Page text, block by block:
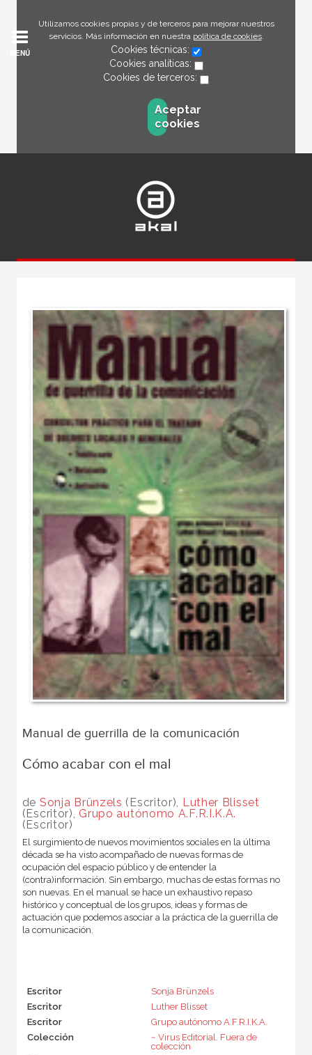
Utilizamos cookies propias y de terceros para mejorar nuestros
servicios. Más información en nuestra política de cookies.
Cookies técnicas:
Cookies analíticas:
Cookies de terceros:
Aceptar
cookies
MENÚ
Manual de guerrilla de la comunicación
Cómo acabar con el mal
de Sonja Brünzels (Escritor), Luther Blisset
(Escritor), Grupo autónomo A.F.R.I.K.A.
(Escritor)
El surgimiento de nuevos movimientos sociales en la última
década se ha visto acompañado de nuevas formas de
ocupación del espacio público y de entender la
(contra)información. Sin embargo, muchas de estas formas no
son nuevas. En el manual se hace un exhaustivo repaso
histórico y conceptual de los grupos, ideas y formas de
actuación que podemos asociar a la práctica de la guerrilla de
la comunicación.
Escritor
Sonja Brünzels
Escritor
Luther Blisset
Escritor
Grupo autónomo A.F.R.I.K.A.
Colección
~ Virus Editorial. Fuera de
colección